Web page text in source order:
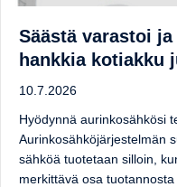
Säästä varastoi
hankkia kotiakku
10.7.2026
Hyödynnä aurinkosähkösi
Aurinkosähköjärjestelmän
sähköä tuotetaan silloin,
merkittävä osa tuotannosta